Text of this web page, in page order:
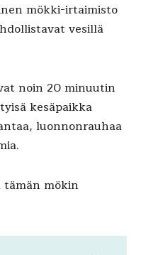
mökki-irtaimisto
vesillä
noin 20 minuutin
kesäpaikka
luonnonrauhaa
tämän mökin